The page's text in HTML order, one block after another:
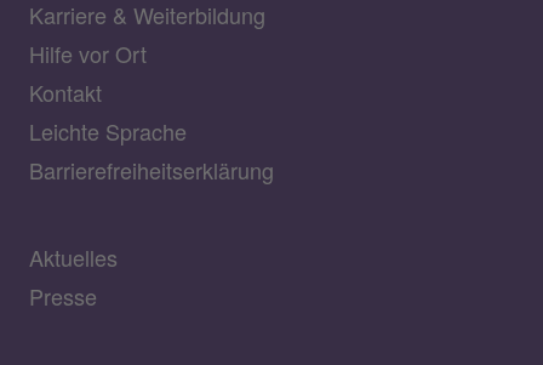
Karriere & Weiterbildung
Hilfe vor Ort
Kontakt
Leichte Sprache
Barrierefreiheitserklärung
Aktuelles
Presse